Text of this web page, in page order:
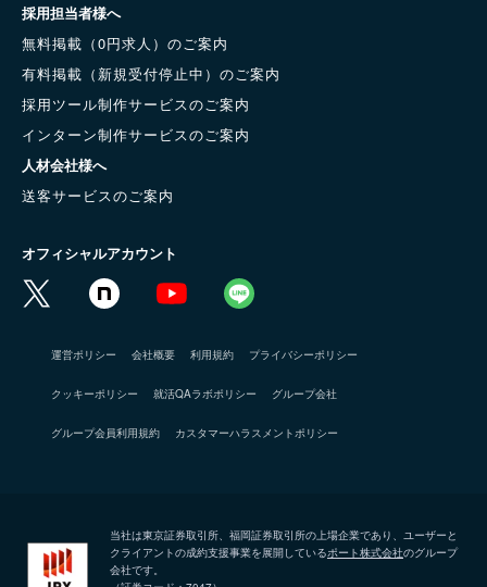
採用担当者様へ
無料掲載（0円求人）のご案内
有料掲載（新規受付停止中）のご案内
採用ツール制作サービスのご案内
インターン制作サービスのご案内
人材会社様へ
送客サービスのご案内
オフィシャルアカウント
運営ポリシー 会社概要 利用規約 プライバシーポリシー
クッキーポリシー 就活QAラボポリシー グループ会社
グループ会員利用規約 カスタマーハラスメントポリシー
当社は東京証券取引所、福岡証券取引所の上場企業であり、ユーザーと
クライアントの成約支援事業を展開しているポート株式会社のグループ
会社です。